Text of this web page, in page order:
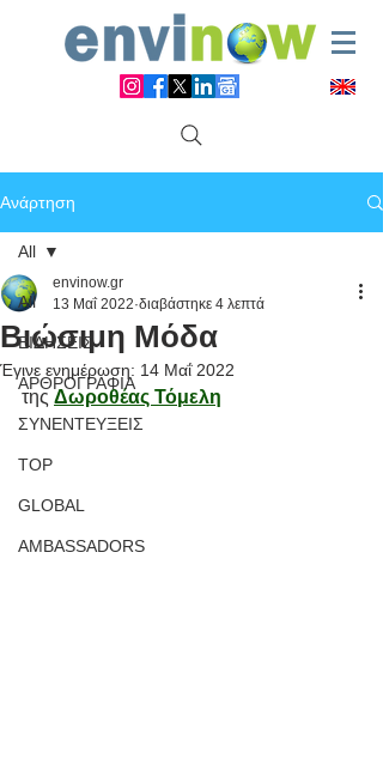
Ανάρτηση
All
ΕΙΔΗΣΕΙΣ
ΑΡΘΡΟΓΡΑΦΙΑ
ΣΥΝΕΝΤΕΥΞΕΙΣ
TOP
GLOBAL
AMBASSADORS
All
Βιώσιμη Μόδα
envinow.gr
13 Μαΐ 2022 διαβάστηκε 4 λεπτά
Έγινε ενημέρωση: 14 Μαΐ 2022
της Δωροθέας Τόμελη